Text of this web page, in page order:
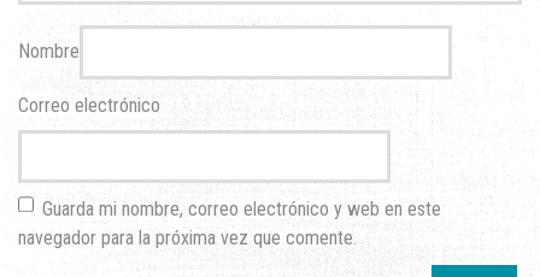
Nombre
Correo electrónico
Guarda mi nombre, correo electrónico y web en este
navegador para la próxima vez que comente.